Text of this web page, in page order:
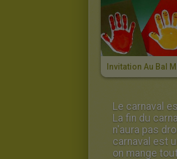
Le carnaval
La fin du
n'aura pas
carnaval est
on mange